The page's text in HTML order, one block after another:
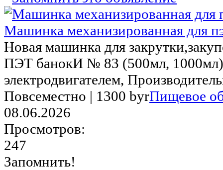
Машинка механизированная для
Новая машинка для
ПЭТ банокИ № 83 (500мл,
электродвигателем,
Повсеместно | 1300 byrПищевое
08.06.2026
Просмотров:
247
Запомнить!